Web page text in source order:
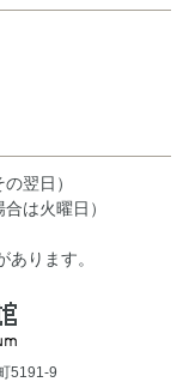
翌日）
は火曜日）
ります。
5191-9